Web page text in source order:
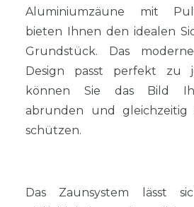
Aluminiumzäune mit
bieten Ihnen den idealen
Grundstück. Das
Design passt perfekt zu
können Sie das Bild
abrunden und gleichzeitig
schützen.
Das Zaunsystem lässt